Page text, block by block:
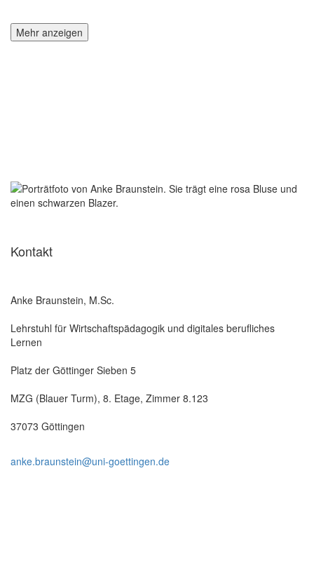
Mehr anzeigen
Kontakt
Anke Braunstein, M.Sc.
Lehrstuhl für Wirtschaftspädagogik und digitales berufliches
Lernen
Platz der Göttinger Sieben 5
MZG (Blauer Turm), 8. Etage, Zimmer 8.123
37073 Göttingen
anke.braunstein@uni-goettingen.de